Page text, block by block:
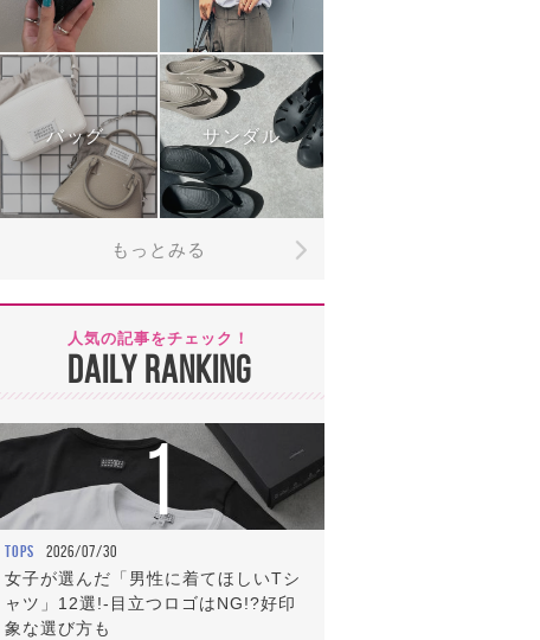
バッグ サンダル
もっとみる
人気の記事をチェック！
DAILY RANKING
1
TOPS 2026/07/30
女子が選んだ「男性に着てほしいTシ
ャツ」12選!-目立つロゴはNG!?好印
象な選び方も